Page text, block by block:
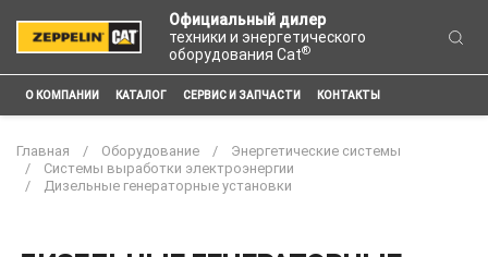
Официальный дилер
техники и энергетического
оборудования Cat®
О КОМПАНИИ КАТАЛОГ СЕРВИС И ЗАПЧАСТИ КОНТАКТЫ
Главная Оборудование
Энергетические системы
Системы выработки электроэнергии
Дизельные генераторные установки